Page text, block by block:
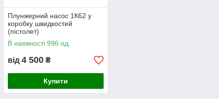
Плунжерний насос 1К62 у
коробку швидкостей
(пістолет)
В наявності 996 од.
від 4 500 ₴
Купити